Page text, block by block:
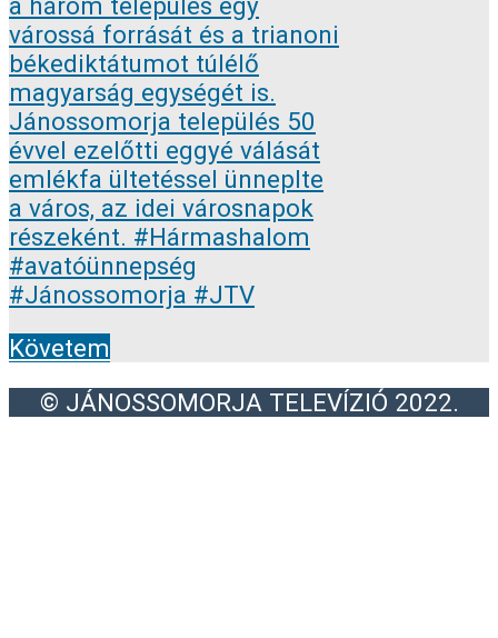
Követem
© JÁNOSSOMORJA TELEVÍZIÓ 2022.